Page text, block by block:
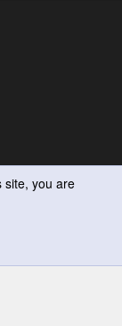
site, you are